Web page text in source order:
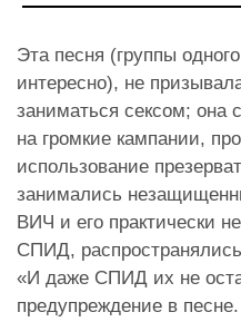
Эта песня (группы
интересно), не
заниматься сексом; она
на громкие кампании,
использование
занимались
ВИЧ и его практически
СПИД,
«И даже СПИД их не
предупреждение в